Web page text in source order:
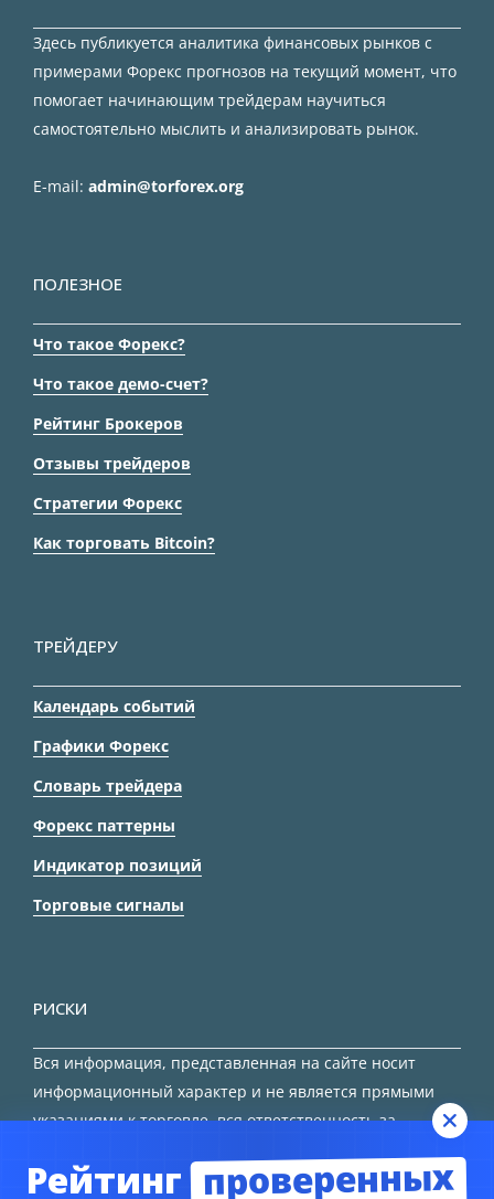
Здесь публикуется аналитика финансовых рынков с
примерами Форекс прогнозов на текущий момент, что
помогает начинающим трейдерам научиться
самостоятельно мыслить и анализировать рынок.
E-mail: admin@torforex.org
ПОЛЕЗНОЕ
Что такое Форекс?
Что такое демо-счет?
Рейтинг Брокеров
Отзывы трейдеров
Стратегии Форекс
Как торговать Bitcoin?
ТРЕЙДЕРУ
Календарь событий
Графики Форекс
Словарь трейдера
Форекс паттерны
Индикатор позиций
Торговые сигналы
РИСКИ
Вся информация, представленная на сайте носит
информационный характер и не является прямыми
указаниями к торговле, вся ответственность за
Рейтинг проверенных